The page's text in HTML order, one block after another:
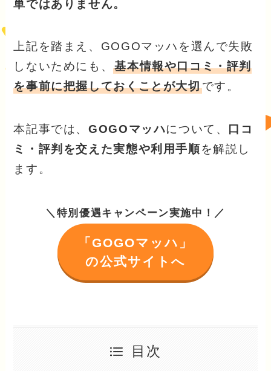
単ではありません。
上記を踏まえ、GOGOマッハを選んで失敗
しないためにも、基本情報や口コミ・評判
を事前に把握しておくことが大切です。
本記事では、GOGOマッハについて、 口コ
ミ・評判を交えた実態や利用手順を解説し
ます。
＼特別優遇キャンペーン実施中！／
「GOGOマッハ」
の公式サイトへ
目次